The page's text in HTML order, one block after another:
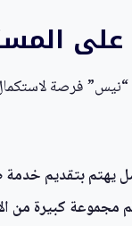
على
فرصة
بتقديم خدمة
مجموعة كبيرة من